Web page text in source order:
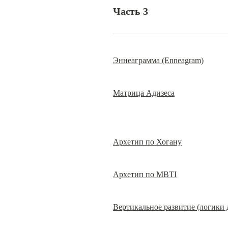
Часть 3
Эннеаграмма (Enneagram)
Матрица Адизеса
Архетип по Хогану
Архетип по MBTI
Вертикальное развитие (логики